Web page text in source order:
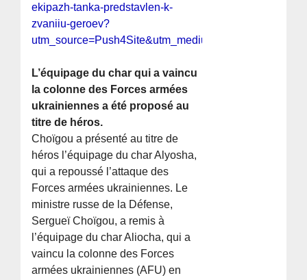
ekipazh-tanka-predstavlen-k-
zvaniiu-geroev?
L’équipage du char qui a vaincu
la colonne des Forces armées
ukrainiennes a été proposé au
titre de héros.
Choïgou a présenté au titre de
héros l’équipage du char Alyosha,
qui a repoussé l’attaque des
Forces armées ukrainiennes. Le
ministre russe de la Défense,
Sergueï Choïgou, a remis à
l’équipage du char Aliocha, qui a
vaincu la colonne des Forces
armées ukrainiennes (AFU) en